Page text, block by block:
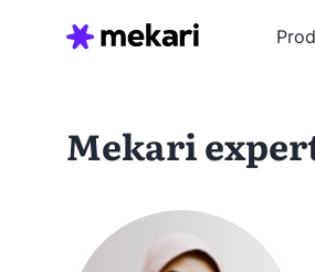
Mekari